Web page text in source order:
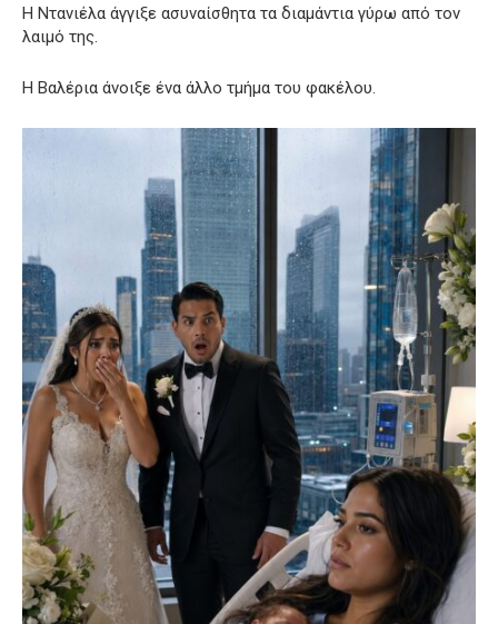
Η Ντανιέλα άγγιξε ασυναίσθητα τα διαμάντια γύρω από τον
λαιμό της.
Η Βαλέρια άνοιξε ένα άλλο τμήμα του φακέλου.